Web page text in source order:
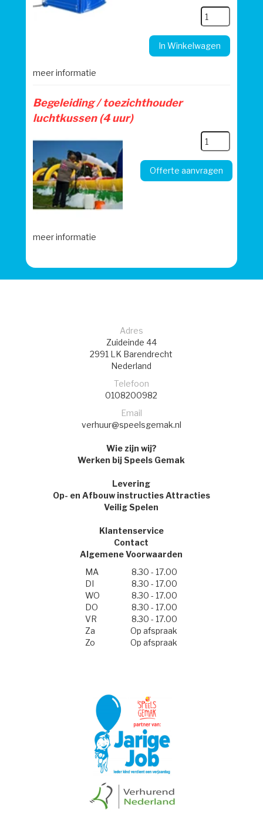
In Winkelwagen
meer informatie
Begeleiding / toezichthouder
luchtkussen (4 uur)
Offerte aanvragen
meer informatie
Adres
Zuideinde 44
2991 LK Barendrecht
Nederland
Telefoon
0108200982
Email
verhuur@speelsgemak.nl
Wie zijn wij?
Werken bij Speels Gemak
Levering
Op- en Afbouw instructies Attracties
Veilig Spelen
Klantenservice
Contact
Algemene Voorwaarden
MA
8.30 - 17.00
DI
8.30 - 17.00
WO
8.30 - 17.00
DO
8.30 - 17.00
VR
8.30 - 17.00
Za
Op afspraak
Zo
Op afspraak